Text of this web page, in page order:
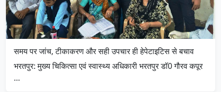
समय पर जांच, टीकाकरण और सही उपचार ही हेपेटाइटिस से बचाव
भरतपुर: मुख्य चिकित्सा एवं स्वास्थ्य अधिकारी भरतपुर डॉ0 गौरव कपूर
…